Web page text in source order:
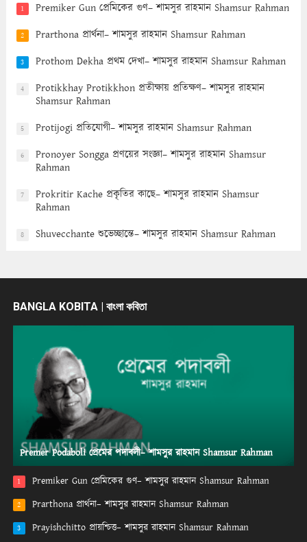
1 Premiker Gun প্রেমিকের গুণ– শামসুর রাহমান Shamsur Rahman
2 Prarthona প্রার্থনা– শামসুর রাহমান Shamsur Rahman
3 Prothom Dekha প্রথম দেখা– শামসুর রাহমান Shamsur Rahman
4
Protikkhay Protikkhon প্রতীক্ষায় প্রতিক্ষণ– শামসুর রাহমান
Shamsur Rahman
5 Protijogi প্রতিযোগী– শামসুর রাহমান Shamsur Rahman
6
Pronoyer Songga প্রণয়ের সংজ্ঞা– শামসুর রাহমান Shamsur
Rahman
7
Prokritir Kache প্রকৃতির কাছে– শামসুর রাহমান Shamsur
Rahman
8 Shuvecchante শুভেচ্ছান্তে– শামসুর রাহমান Shamsur Rahman
BANGLA KOBITA | বাংলা কবিতা
Premer Podaboli প্রেমের পদাবলী– শামসুর রাহমান Shamsur Rahman
1 Premiker Gun প্রেমিকের গুণ– শামসুর রাহমান Shamsur Rahman
2 Prarthona প্রার্থনা– শামসুর রাহমান Shamsur Rahman
3 Prayishchitto প্রায়শ্চিত্ত– শামসুর রাহমান Shamsur Rahman